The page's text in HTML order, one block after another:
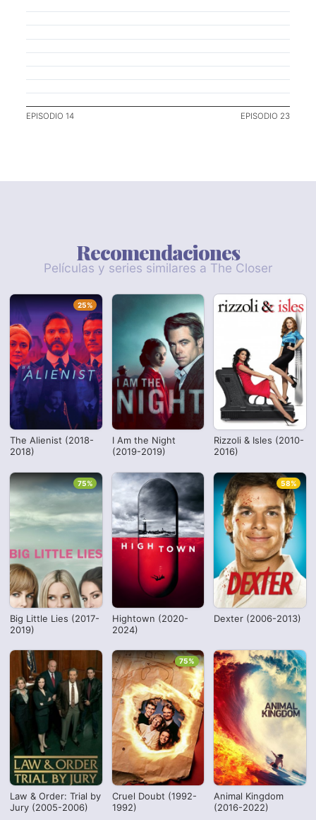
EPISODIO 14 EPISODIO 23
Recomendaciones
Películas y series similares a The Closer
The Alienist (2018-
2018)
25%
I Am the Night
(2019-2019)
Rizzoli & Isles (2010-
2016)
Big Little Lies (2017-
2019)
75%
Hightown (2020-
2024)
Dexter (2006-2013)
58%
Law & Order: Trial by
Jury (2005-2006)
Cruel Doubt (1992-
1992)
75%
Animal Kingdom
(2016-2022)